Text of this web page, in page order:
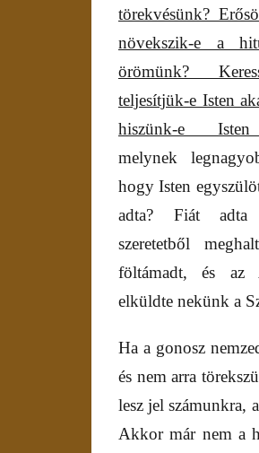
törekvésünk?
növekszik-e a
örömünk?
teljesítjük-e Isten
hiszünk-e Isten
melynek
hogy Isten
adta? Fiát
szeretetből
föltámadt, és az
elküldte nekünk a
Ha a gonosz
és nem arra
lesz jel számunkra,
Akkor már nem a